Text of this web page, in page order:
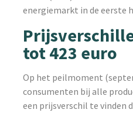
energiemarkt in de eerste
tot 423 euro
Op het peilmoment
consumenten bij alle
een prijsverschil te vinden